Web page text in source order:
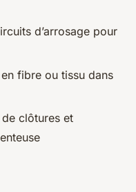
d’arrosage pour
fibre ou tissu dans
clôtures et